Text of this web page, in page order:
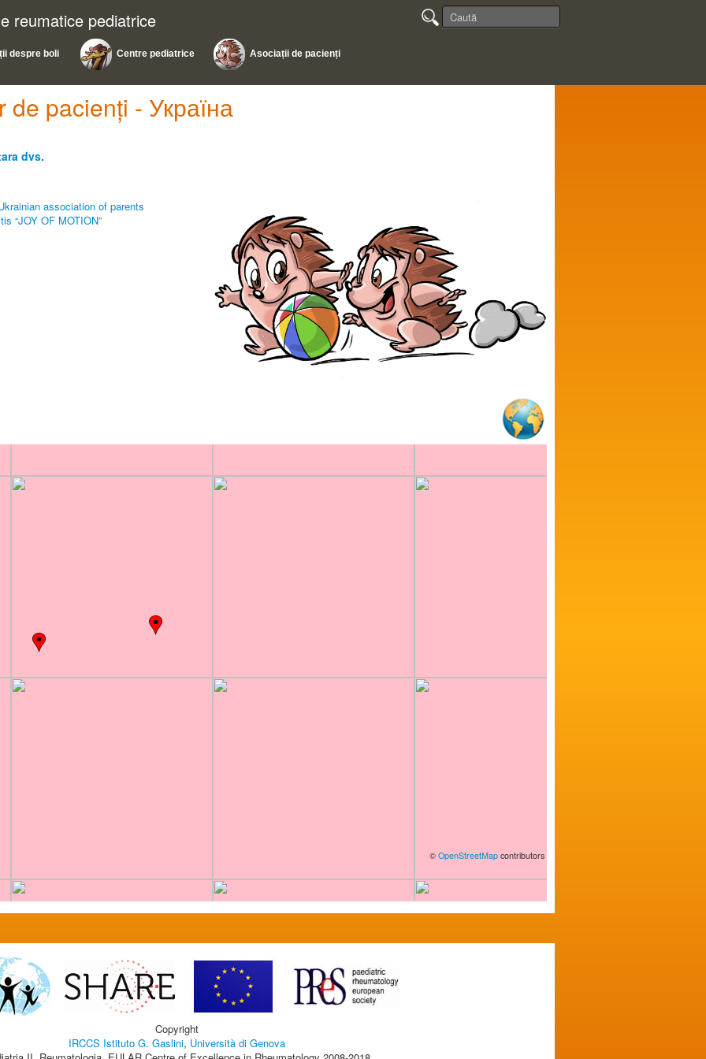
reumatice pediatrice
despre boli Centre pediatrice Asociații de pacienți
pacienți - Україна
dvs.
association of parents
“JOY OF MOTION”
© OpenStreetMap contributors
Copyright
IRCCS Istituto G. Gaslini, Università di Genova